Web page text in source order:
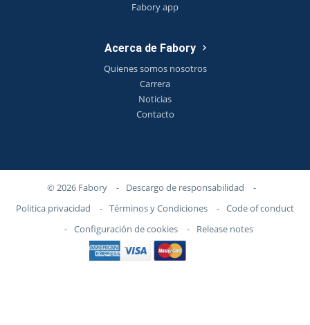
Fabory app
Acerca de Fabory
Quienes somos nosotros
Carrera
Noticias
Contacto
© 2026 Fabory - Descargo de responsabilidad
-
Politica privacidad
- Términos y Condiciones - Code of conduct
- Configuración de cookies - Release notes